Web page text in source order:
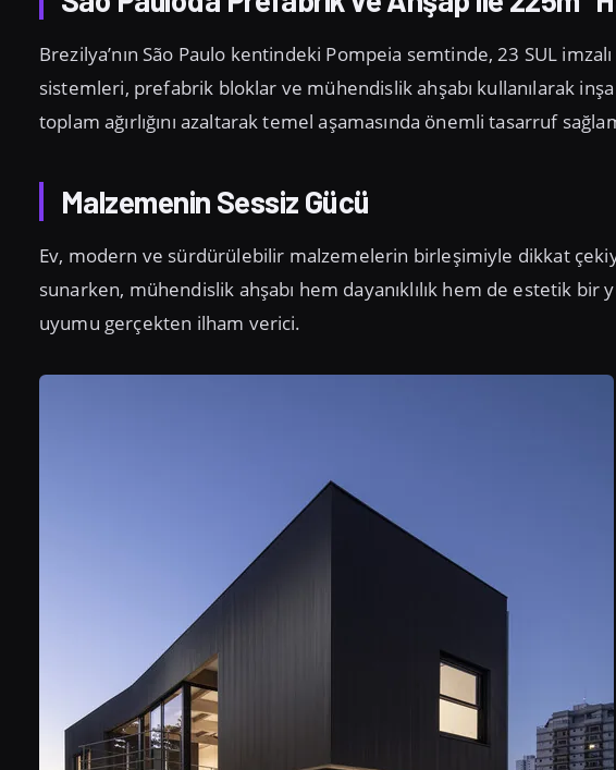
Brezilya’nın São Paulo kentindeki Pompeia semtinde, 23 SUL
sistemleri, prefabrik bloklar ve mühendislik ahşabı kullanılarak
toplam ağırlığını azaltarak temel aşamasında önemli tasarruf
Malzemenin Sessiz Gücü
Ev, modern ve sürdürülebilir malzemelerin birleşimiyle dikkat
sunarken, mühendislik ahşabı hem dayanıklılık hem de estetik bir
uyumu gerçekten ilham verici.